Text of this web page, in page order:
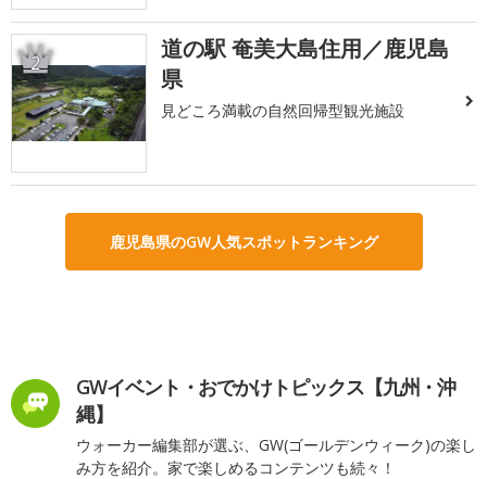
2
道の駅 奄美大島住用／鹿児島
県
見どころ満載の自然回帰型観光施設
鹿児島県のGW人気スポットランキング
GWイベント・おでかけトピックス【九州・沖
縄】
ウォーカー編集部が選ぶ、GW(ゴールデンウィーク)の楽し
み方を紹介。家で楽しめるコンテンツも続々！